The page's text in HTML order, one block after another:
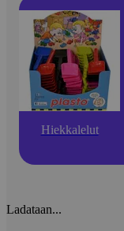
Hiekkalelut
Ladataan...